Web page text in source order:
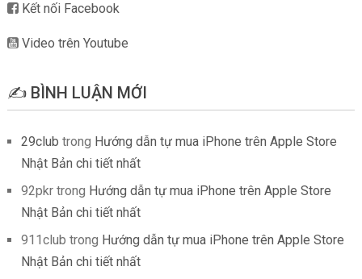
Kết nối Facebook
Video trên Youtube
✍️ BÌNH LUẬN MỚI
29club trong Hướng dẫn tự mua iPhone trên Apple Store
Nhật Bản chi tiết nhất
92pkrtrong Hướng dẫn tự mua iPhone trên Apple Store
Nhật Bản chi tiết nhất
911club trong Hướng dẫn tự mua iPhone trên Apple Store
Nhật Bản chi tiết nhất